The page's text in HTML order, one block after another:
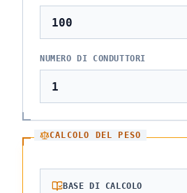
NUMERO DI CONDUTTORI
CALCOLO DEL PESO
BASE DI CALCOLO